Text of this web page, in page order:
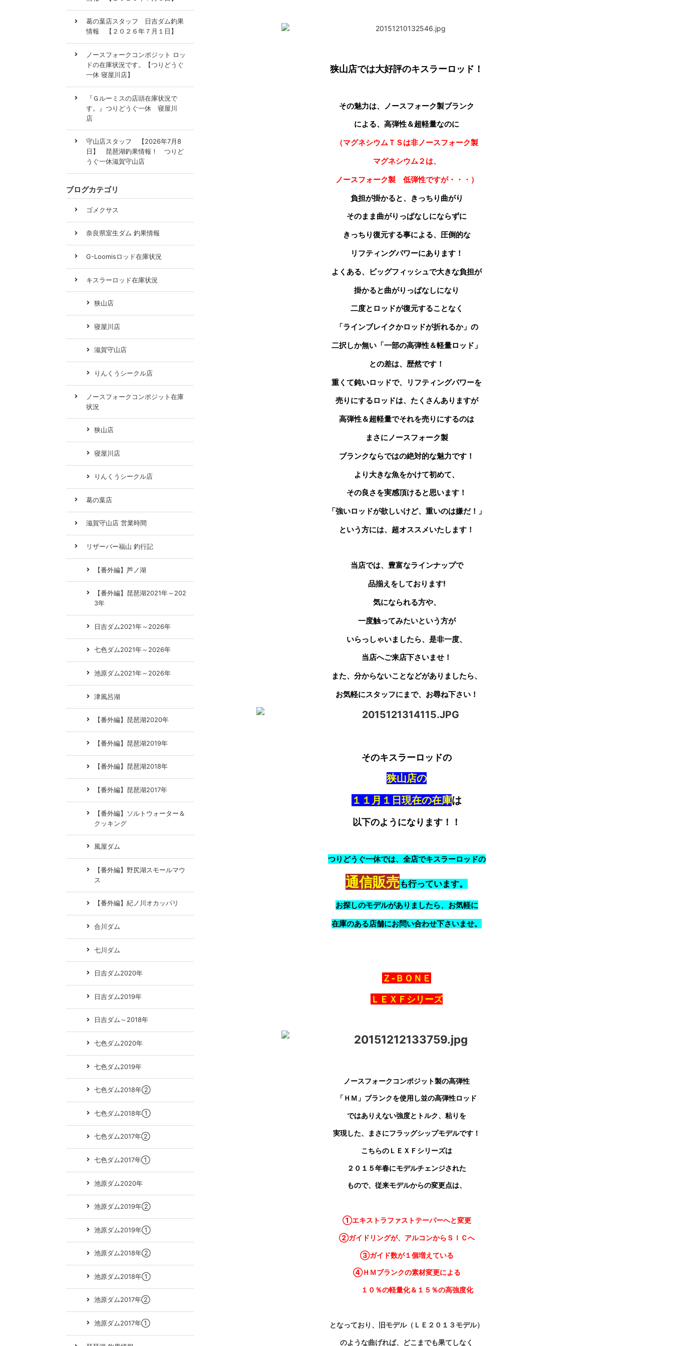
狭山店では大好評のキスラーロッド！
その魅力は、ノースフォーク製ブランク
による、高弾性＆超軽量なのに
（マグネシウムＴＳは非ノースフォーク製
マグネシウム２は、
ノースフォーク製 低弾性ですが・・・）
負担が掛かると、きっちり曲がり
そのまま曲がりっぱなしにならずに
きっちり復元する事による、圧倒的な
リフティングパワーにあります！
よくある、ビッグフィッシュで大きな負担が
掛かると曲がりっぱなしになり
二度とロッドが復元することなく
「ラインブレイクかロッドが折れるか」の
二択しか無い「一部の高弾性＆軽量ロッド」
との差は、歴然です！
重くて鈍いロッドで、リフティングパワーを
売りにするロッドは、たくさんありますが
高弾性＆超軽量でそれを売りにするのは
まさにノースフォーク製
ブランクならではの絶対的な魅力です！
より大きな魚をかけて初めて、
その良さを実感頂けると思います！
「強いロッドが欲しいけど、重いのは嫌だ！」
という方には、超オススメいたします！
当店では、豊富なラインナップで
品揃えをしております!
気になられる方や、
一度触ってみたいという方が
いらっしゃいましたら、是非一度、
当店へご来店下さいませ！
また、分からないことなどがありましたら、
お気軽にスタッフにまで、お尋ね下さい！
そのキスラーロッドの
狭山店の
１１月１日現在の在庫は
以下のようになります！！
つりどうぐ一休では、全店でキスラーロッドの
通信販売も行っています。
お探しのモデルがありましたら、お気軽に
在庫のある店舗にお問い合わせ下さいませ。
Ｚ‐ＢＯＮＥ
ＬＥＸＦシリーズ
ノースフォークコンポジット製の高弾性
「ＨＭ」ブランクを使用し並の高弾性ロッド
ではありえない強度とトルク、 粘りを
実現した、まさにフラッグシップモデルです！
こちらのＬＥＸＦシリーズは
２０１５年春にモデルチェンジされた
もので、従来モデルからの変更点は、
①エキストラファストテーパーへと変更
②ガイドリングが、アルコンからＳＩＣへ
③ガイド数が１個増えている
④ＨＭブランクの素材変更による
１０％の軽量化＆１５％の高強度化
となっており、旧モデル（ＬＥ２０１３モデル）
のような曲げれば、どこまでも果てしなく
葛の葉店スタッフ 日吉ダム釣果
情報 【２０２６年７月１日】
ノースフォークコンポジット ロッ
ドの在庫状況です。【つりどうぐ
一休 寝屋川店】
『Ｇルーミスの店頭在庫状況で
す。』つりどうぐ一休 寝屋川
店
守山店スタッフ 【2026年7月8
日】 琵琶湖釣果情報！ つりど
うぐ一休滋賀守山店
ブログカテゴリ
ゴメクサス
奈良県室生ダム 釣果情報
G-Loomisロッド在庫状況
キスラーロッド在庫状況
狭山店
寝屋川店
滋賀守山店
りんくうシークル店
ノースフォークコンポジット在庫
状況
狭山店
寝屋川店
りんくうシークル店
葛の葉店
滋賀守山店 営業時間
リザーバー福山 釣行記
【番外編】芦ノ湖
【番外編】琵琶湖2021年～202
3年
日吉ダム2021年～2026年
七色ダム2021年～2026年
池原ダム2021年～2026年
津風呂湖
【番外編】琵琶湖2020年
【番外編】琵琶湖2019年
【番外編】琵琶湖2018年
【番外編】琵琶湖2017年
【番外編】ソルトウォーター＆
クッキング
風屋ダム
【番外編】野尻湖スモールマウ
ス
【番外編】紀ノ川オカッパリ
合川ダム
七川ダム
日吉ダム2020年
日吉ダム2019年
日吉ダム～2018年
七色ダム2020年
七色ダム2019年
七色ダム2018年②
七色ダム2018年①
七色ダム2017年②
七色ダム2017年①
池原ダム2020年
池原ダム2019年②
池原ダム2019年①
池原ダム2018年②
池原ダム2018年①
池原ダム2017年②
池原ダム2017年①